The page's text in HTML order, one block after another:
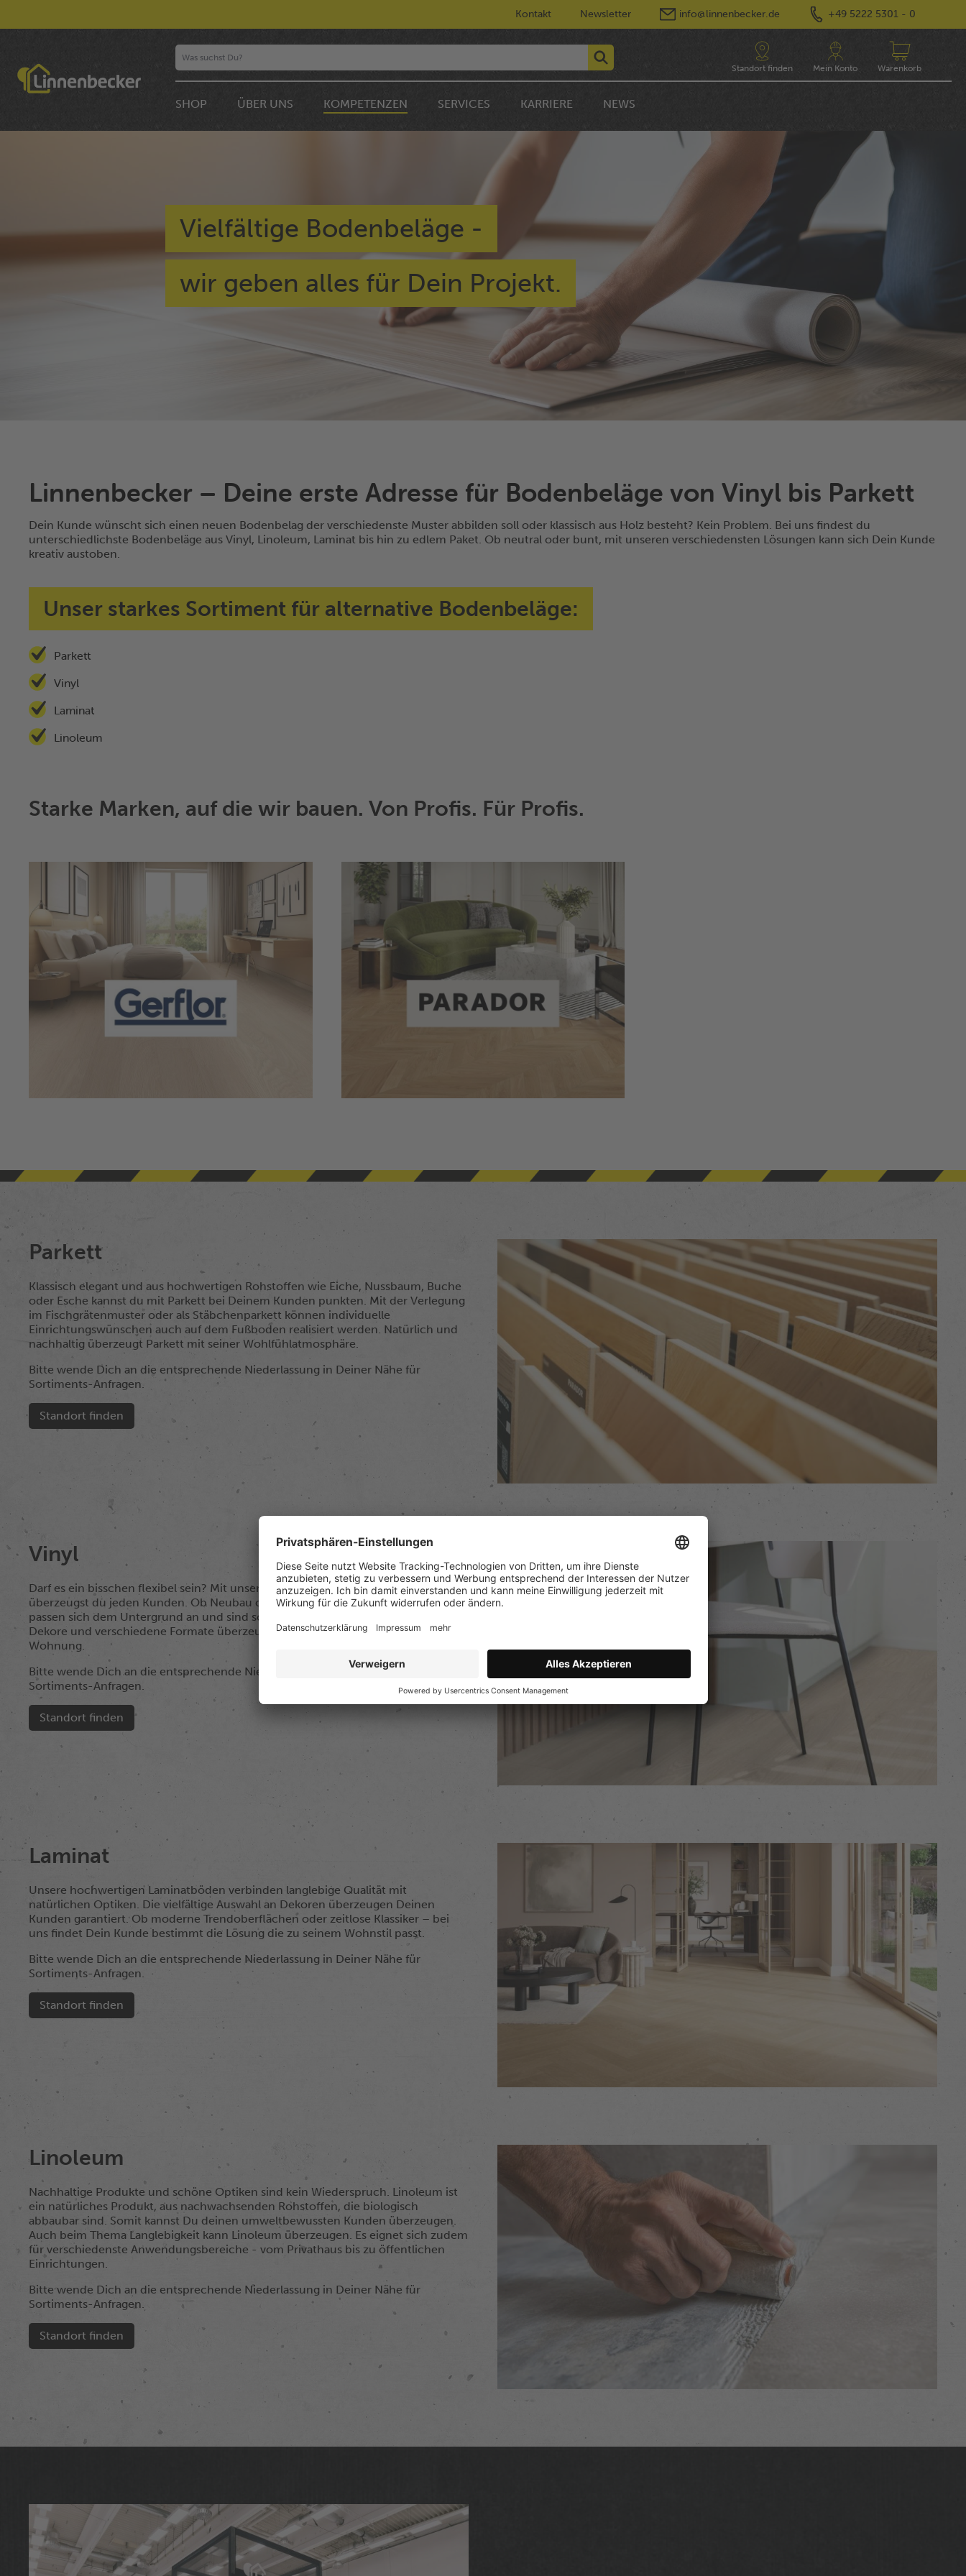
Kontakt Newsletter info@linnenbecker.de +49 5222 5301 - 0
Standort finden Mein Konto Warenkorb
SHOP ÜBER UNS KOMPETENZEN SERVICES KARRIERE NEWS
Vielfältige Bodenbeläge -
wir geben alles für Dein Projekt.
Linnenbecker – Deine erste Adresse für Bodenbeläge von Vinyl bis Parkett
Dein Kunde wünscht sich einen neuen Bodenbelag der verschiedenste Muster abbilden soll oder klassisch aus Holz besteht? Kein Problem. Bei uns findest du
unterschiedlichste Bodenbeläge aus Vinyl, Linoleum, Laminat bis hin zu edlem Paket. Ob neutral oder bunt, mit unseren verschiedensten Lösungen kann sich Dein Kunde
kreativ austoben.
Unser starkes Sortiment für alternative Bodenbeläge:
Parkett
Vinyl
Laminat
Linoleum
Starke Marken, auf die wir bauen. Von Profis. Für Profis.
Parkett
Klassisch elegant und aus hochwertigen Rohstoffen wie Eiche, Nussbaum, Buche
oder Esche kannst du mit Parkett bei Deinem Kunden punkten. Mit der Verlegung
im Fischgrätenmuster oder als Stäbchenparkett können individuelle
Einrichtungswünschen auch auf dem Fußboden realisiert werden. Natürlich und
nachhaltig überzeugt Parkett mit seiner Wohlfühlatmosphäre.
Bitte wende Dich an die entsprechende Niederlassung in Deiner Nähe für
Sortiments-Anfragen.
Standort finden
Vinyl
Darf es ein bisschen flexibel sein? Mit unserem breiten Sortiment an Vinylbelägen
überzeugst du jeden Kunden. Ob Neubau oder Renovierung, unsere Beläge
passen sich dem Untergrund an und sind schnell zu verarbeiten. Authentische
Dekore und verschiedene Formate überzeugen an allen Einsatzorten in Haus und
Wohnung.
Bitte wende Dich an die entsprechende Niederlassung in Deiner Nähe für
Sortiments-Anfragen.
Standort finden
Laminat
Unsere hochwertigen Laminatböden verbinden langlebige Qualität mit
natürlichen Optiken. Die vielfältige Auswahl an Dekoren überzeugen Deinen
Kunden garantiert. Ob moderne Trendoberflächen oder zeitlose Klassiker – bei
uns findet Dein Kunde bestimmt die Lösung die zu seinem Wohnstil passt.
Bitte wende Dich an die entsprechende Niederlassung in Deiner Nähe für
Sortiments-Anfragen.
Standort finden
Linoleum
Nachhaltige Produkte und schöne Optiken sind kein Wiederspruch. Linoleum ist
ein natürliches Produkt, aus nachwachsenden Rohstoffen, die biologisch
abbaubar sind. Somit kannst Du deinen umweltbewussten Kunden überzeugen.
Auch beim Thema Langlebigkeit kann Linoleum überzeugen. Es eignet sich zudem
für verschiedenste Anwendungsbereiche - vom Privathaus bis zu öffentlichen
Einrichtungen.
Bitte wende Dich an die entsprechende Niederlassung in Deiner Nähe für
Sortiments-Anfragen.
Standort finden